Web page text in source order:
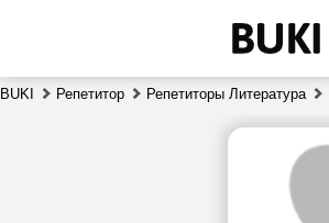
BUKI Репетитор Репетиторы Литература